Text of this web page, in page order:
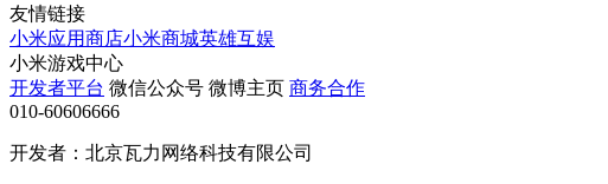
友情链接
小米应用商店小米商城英雄互娱
小米游戏中心
开发者平台 微信公众号 微博主页 商务合作
010-60606666
开发者：北京瓦力网络科技有限公司